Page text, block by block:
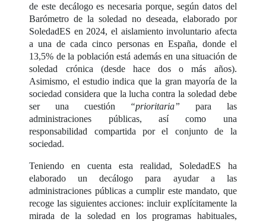
de este decálogo es necesaria porque, según datos del
Barómetro de la soledad no deseada, elaborado por
SoledadES en 2024, el aislamiento involuntario afecta
a una de cada cinco personas en España, donde el
13,5% de la población está además en una situación de
soledad crónica (desde hace dos o más años).
Asimismo, el estudio indica que la gran mayoría de la
sociedad considera que la lucha contra la soledad debe
ser una cuestión “prioritaria” para las
administraciones públicas, así como una
responsabilidad compartida por el conjunto de la
sociedad.
Teniendo en cuenta esta realidad, SoledadES ha
elaborado un decálogo para ayudar a las
administraciones públicas a cumplir este mandato, que
recoge las siguientes acciones: incluir explícitamente la
mirada de la soledad en los programas habituales,